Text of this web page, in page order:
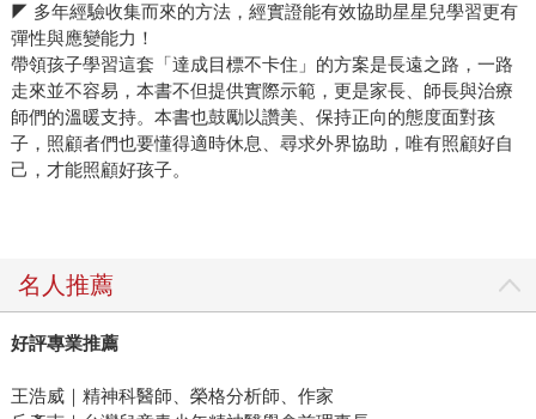
◤ 多年經驗收集而來的方法，經實證能有效協助星星兒學習更有
彈性與應變能力！
帶領孩子學習這套「達成目標不卡住」的方案是長遠之路，一路
走來並不容易，本書不但提供實際示範，更是家長、師長與治療
師們的溫暖支持。本書也鼓勵以讚美、保持正向的態度面對孩
子，照顧者們也要懂得適時休息、尋求外界協助，唯有照顧好自
己，才能照顧好孩子。
名人推薦
好評專業推薦
王浩威｜精神科醫師、榮格分析師、作家